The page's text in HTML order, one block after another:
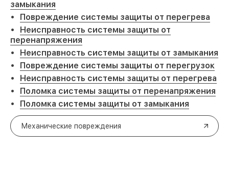
замыкания
Повреждение системы защиты от перегрева
Неисправность системы защиты от
перенапряжения
Неисправность системы защиты от замыкания
Повреждение системы защиты от перегрузок
Неисправность системы защиты от перегрева
Поломка системы защиты от перенапряжения
Поломка системы защиты от замыкания
Механические повреждения